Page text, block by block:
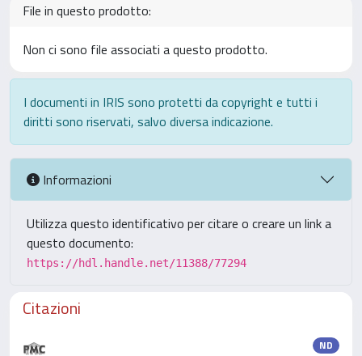
File in questo prodotto:
Non ci sono file associati a questo prodotto.
I documenti in IRIS sono protetti da copyright e tutti i
diritti sono riservati, salvo diversa indicazione.
Informazioni
Utilizza questo identificativo per citare o creare un link a
questo documento:
https://hdl.handle.net/11388/77294
Citazioni
ND